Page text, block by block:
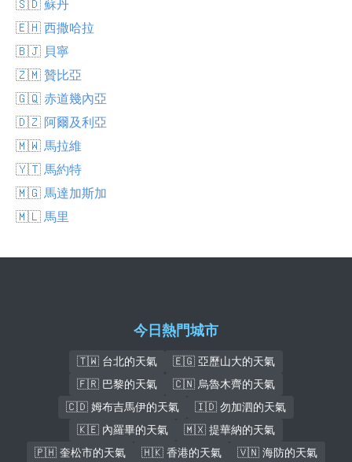
🇸🇩 蘇丹
🇪🇭 西撒哈拉
🇧🇯 貝寧
🇿🇲 贊比亞
🇬🇶 赤道幾內亞
🇩🇿 阿爾及利亞
🇲🇼 馬拉維
🇾🇹 馬約特
🇲🇬 馬達加斯加
🇲🇱 馬里
今日熱門城市
🇹🇼 台北的天氣
🇪🇬 亞歷山大的天氣
🇫🇷 巴黎的天氣
🇨🇳 烏魯木齊的天氣
🇨🇩 姆布吉馬伊的天氣
🇮🇩 勿加泗的天氣
🇰🇪 內羅畢的天氣
🇲🇽 提華納的天氣
🇵🇭 奎松市的天氣
🇭🇰 香港的天氣
🇻🇳 海防的天氣